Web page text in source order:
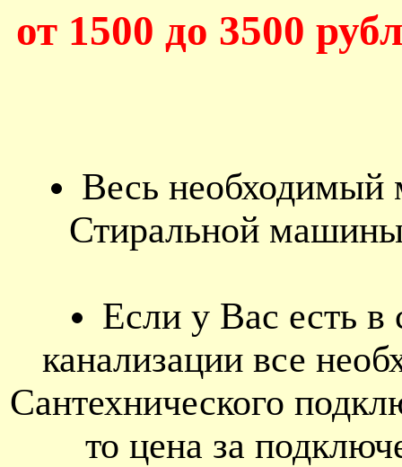
от 1500 до 3500
Весь необходимый
Стиральной
Если у Вас есть в
канализации все
Сантехнического
то цена за